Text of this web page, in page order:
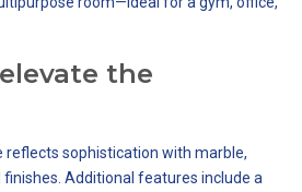
the
reflects sophistication with marble,
Additional features include a